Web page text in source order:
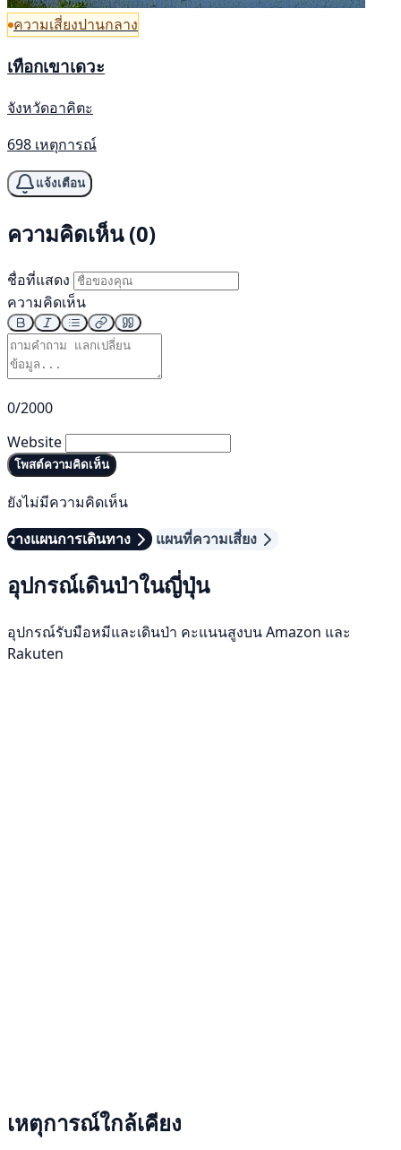
ความเสี่ยงปานกลาง
เทือกเขาเดวะ
จังหวัดอาคิตะ
698 เหตุการณ์
แจ้งเตือน
ความคิดเห็น (0)
ชื่อที่แสดง
ความคิดเห็น
0/2000
Website
โพสต์ความคิดเห็น
ยังไม่มีความคิดเห็น
วางแผนการเดินทาง
แผนที่ความเสี่ยง
อุปกรณ์เดินป่าในญี่ปุ่น
อุปกรณ์รับมือหมีและเดินป่า คะแนนสูงบน Amazon และ
Rakuten
เหตุการณ์ใกล้เคียง